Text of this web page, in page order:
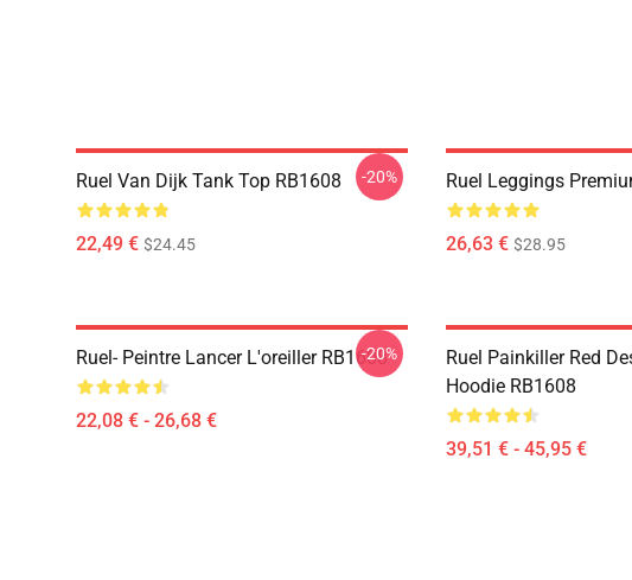
Ruel Van Dijk Tank Top RB1608
22,49 € $24.45
-20% Ruel Leggings
26,63 € $28.95
Ruel- Peintre Lancer L'oreiller RB1608
22,08 € - 26,68 €
-20%
Ruel Painkiller Red
Hoodie RB1608
39,51 € - 45,95 €